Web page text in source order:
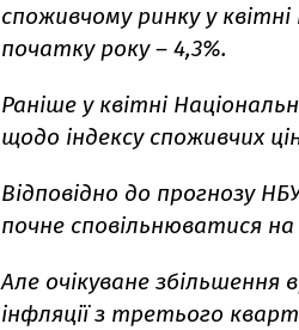
споживчому ринку у
початку року – 4,3%.
Раніше у квітні
щодо індексу споживчих
Відповідно до прогнозу
почне сповільнюватися на
Але очікуване
інфляції з третього